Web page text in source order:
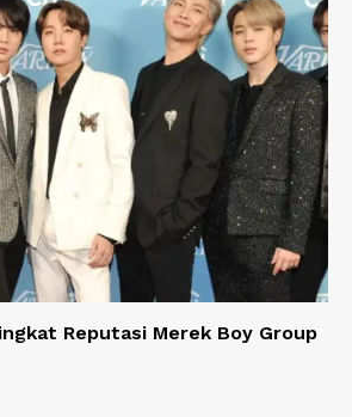
Reputasi Merek Boy Group